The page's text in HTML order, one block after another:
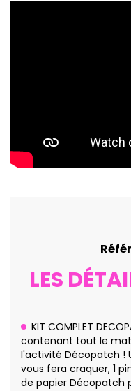
LES
KIT COMPLET
contenant tout le
l'activité Décopatch !
vous fera craquer, 1
de papier Décopatch